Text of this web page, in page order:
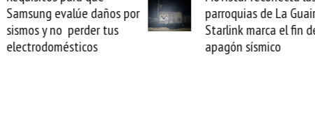
evalúe daños por
y no perder tus
parroquias de La Guaira y
Starlink marca el fin del
apagón sísmico